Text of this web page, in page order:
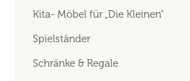
Kita- Möbel für „Die Kleinen“
Spielständer
Schränke & Regale